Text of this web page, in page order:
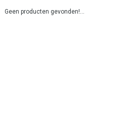
Geen producten gevonden!...